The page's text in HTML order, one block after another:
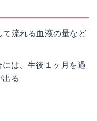
て流れる血液の量など
は、生後１ヶ月を過
出る